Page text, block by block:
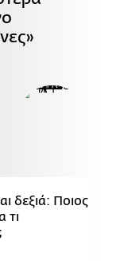
δεξιά: Ποιος
τι